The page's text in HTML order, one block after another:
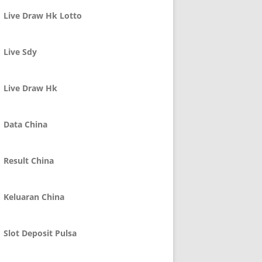
Live Draw Hk Lotto
Live Sdy
Live Draw Hk
Data China
Result China
Keluaran China
Slot Deposit Pulsa